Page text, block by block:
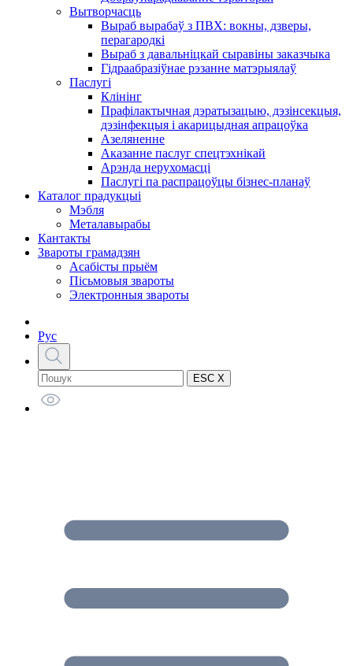
Вытворчасць
Выраб вырабаў з ПВХ: вокны, дзверы,
перагародкі
Выраб з давальніцкай сыравіны заказчыка
Гідраабразіўнае рэзанне матэрыялаў
Паслугі
Клінінг
Прафілактычная дэратызацыю, дэзiнсекцыя,
дэзінфекцыя і акарицыдная апрацоўка
Азеляненне
Аказанне паслуг спецтэхнікай
Арэнда нерухомасці
Паслугі па распрацоўцы бізнес-планаў
Каталог прадукцыі
Мэбля
Металавырабы
Кантакты
Звароты грамадзян
Асабісты прыём
Пісьмовыя звароты
Электронныя звароты
Рус
ESC X